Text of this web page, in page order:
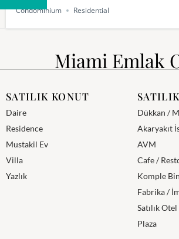
Condominium
Residential
Miami Emlak
SATILIK KONUT
Daire
Residence
Mustakil Ev
Villa
Yazlık
Dükkan /
Akaryakıt
AVM
Cafe /
Komple
Fabrika /
Satılık Otel
Plaza